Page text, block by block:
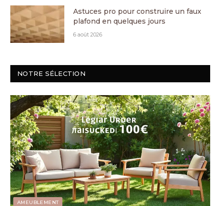
Astuces pro pour construire un faux
plafond en quelques jours
6 août 2026
NOTRE SÉLECTION
AMEUBLEMENT